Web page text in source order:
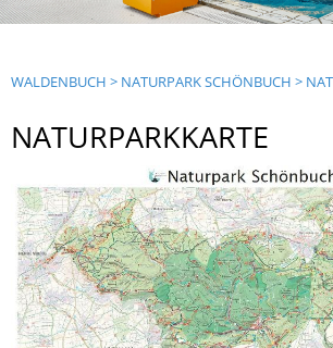
WALDENBUCH > NATURPARK SCHÖNBUCH >
NATURPARKKARTE